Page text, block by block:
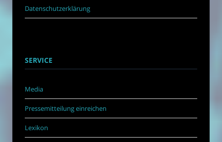
Datenschutzerklärung
SERVICE
Media
Pressemitteilung einreichen
Lexikon